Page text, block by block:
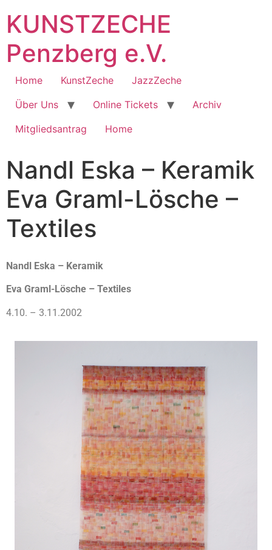
KUNSTZECHE
Penzberg e.V.
Home KunstZeche
JazzZeche
Über Uns
Online Tickets
Archiv
Mitgliedsantrag
Home
Nandl Eska – Keramik
Eva Graml-Lösche –
Textiles
Nandl Eska – Keramik
Eva Graml-Lösche – Textiles
4.10. – 3.11.2002